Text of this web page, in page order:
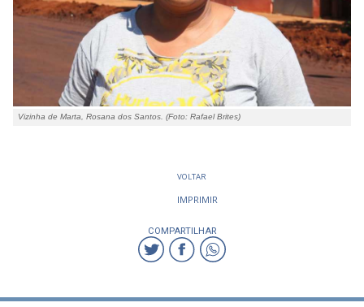
Vizinha de Marta, Rosana dos Santos. (Foto: Rafael Brites)
VOLTAR
IMPRIMIR
COMPARTILHAR